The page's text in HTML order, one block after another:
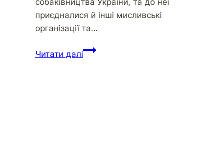
собаківництва України, та до неї
приєдналися й інші мисливські
організації та…
Читати далі